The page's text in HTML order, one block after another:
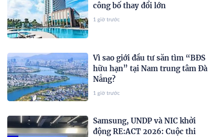
công bố thay đổi lớn
1 giờ trước
Vì sao giới đầu tư săn tìm “BĐS
hữu hạn” tại Nam trung tâm Đà
Nẵng?
1 giờ trước
Samsung, UNDP và NIC khởi
động RE:ACT 2026: Cuộc thi